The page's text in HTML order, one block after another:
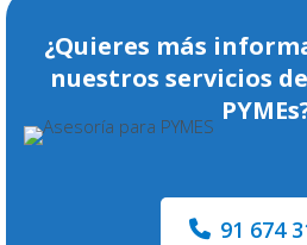
¿Quieres más
nuestros servicios
91 674